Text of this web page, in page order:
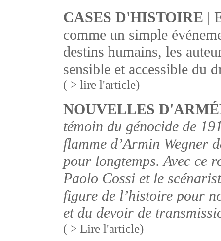
CASES D'HISTOIRE |
comme un simple
destins humains, les
sensible et accessible du
( > lire l'article)
NOUVELLES
témoin du génocide de
flamme d’Armin Wegner
pour longtemps. Avec ce
Paolo Cossi et le
figure de l’histoire pour
et du devoir de
( > Lire l'article)